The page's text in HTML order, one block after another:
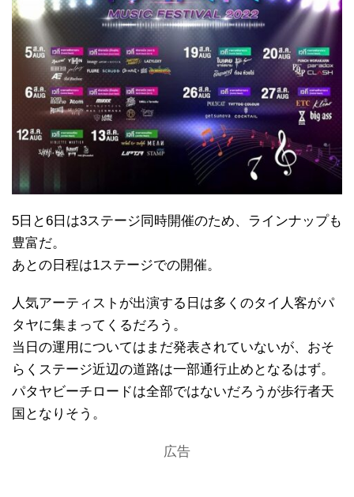
5日と6日は3ステージ同時開催のため、ラインナップも
豊富だ。
あとの日程は1ステージでの開催。
人気アーティストが出演する日は多くのタイ人客がパ
タヤに集まってくるだろう。
当日の運用についてはまだ発表されていないが、おそ
らくステージ近辺の道路は一部通行止めとなるはず。
パタヤビーチロードは全部ではないだろうが歩行者天
国となりそう。
広告